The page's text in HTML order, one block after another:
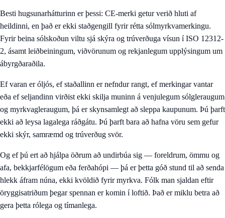
Besti hugsunarhátturinn er þessi: CE-merki getur verið hluti af
heildinni, en það er ekki staðgengill fyrir rétta sólmyrkvamerkingu.
Fyrir beina sólskoðun viltu sjá skýra og trúverðuga vísun í ISO 12312-
2, ásamt leiðbeiningum, viðvörunum og rekjanlegum upplýsingum um
ábyrgðaraðila.
Ef varan er óljós, ef staðallinn er nefndur rangt, ef merkingar vantar
eða ef seljandinn virðist ekki skilja muninn á venjulegum sólgleraugum
og myrkvagleraugum, þá er skynsamlegt að sleppa kaupunum. Þú þarft
ekki að leysa lagalega ráðgátu. Þú þarft bara að hafna vöru sem gefur
ekki skýr, samræmd og trúverðug svör.
Og ef þú ert að hjálpa öðrum að undirbúa sig — foreldrum, ömmu og
afa, bekkjarfélögum eða ferðahópi — þá er þetta góð stund til að senda
hlekk áfram núna, ekki kvöldið fyrir myrkva. Fólk man sjaldan eftir
öryggisatriðum þegar spennan er komin í loftið. Það er miklu betra að
gera þetta rólega og tímanlega.